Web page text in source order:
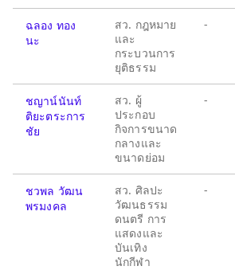
ฉลอง ทอง
นะ
สว. กฎหมาย
และ
กระบวนการ
ยุติธรรม
-
ชญาน์นันท์
ติยะตระการ
ชัย
สว. ผู้
ประกอบ
กิจการขนาด
กลางและ
ขนาดย่อม
-
ชวพล วัฒน
พรมงคล
สว. ศิลปะ
วัฒนธรรม
ดนตรี การ
แสดงและ
บันเทิง
นักกีฬา
-